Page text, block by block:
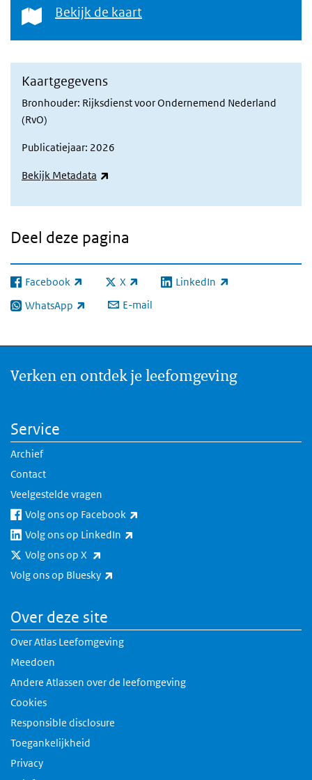
Bekijk de kaart
Bekijk de kaart
Kaartgegevens
Bronhouder: Rijksdienst voor Ondernemend Nederland
(RvO)
Publicatiejaar: 2026
Bekijk Metadata
Deel deze pagina
Facebook
(externe link) X
(externe link) LinkedIn
(externe link)
WhatsApp
(externe link) E-mail
Verken en ontdek je leefomgeving
Service
Archief
Contact
Veelgestelde vragen
Volg ons op Facebook
Volg ons op LinkedIn
Volg ons op X
Volg ons op Bluesky
Over deze site
Over Atlas Leefomgeving
Meedoen
Andere Atlassen over de leefomgeving
Cookies
Responsible disclosure
Toegankelijkheid
Privacy